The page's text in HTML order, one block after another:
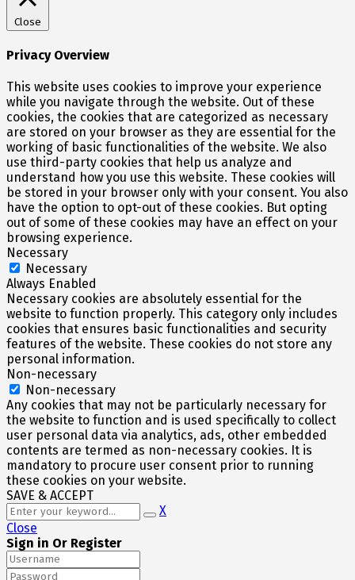
Close
Privacy Overview
This website uses cookies to improve your experience
while you navigate through the website. Out of these
cookies, the cookies that are categorized as necessary
are stored on your browser as they are essential for the
working of basic functionalities of the website. We also
use third-party cookies that help us analyze and
understand how you use this website. These cookies will
be stored in your browser only with your consent. You also
have the option to opt-out of these cookies. But opting
out of some of these cookies may have an effect on your
browsing experience.
Necessary
Necessary
Always Enabled
Necessary cookies are absolutely essential for the
website to function properly. This category only includes
cookies that ensures basic functionalities and security
features of the website. These cookies do not store any
personal information.
Non-necessary
Non-necessary
Any cookies that may not be particularly necessary for
the website to function and is used specifically to collect
user personal data via analytics, ads, other embedded
contents are termed as non-necessary cookies. It is
mandatory to procure user consent prior to running
these cookies on your website.
SAVE & ACCEPT
X
Close
Sign in Or Register